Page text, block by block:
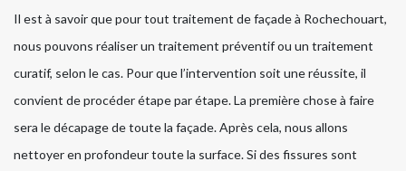
Il est à savoir que pour tout traitement de façade à Rochechouart,
nous pouvons réaliser un traitement préventif ou un traitement
curatif, selon le cas. Pour que l’intervention soit une réussite, il
convient de procéder étape par étape. La première chose à faire
sera le décapage de toute la façade. Après cela, nous allons
nettoyer en profondeur toute la surface. Si des fissures sont